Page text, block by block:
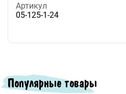
Артикул
05-125-1-24
Популярные товары